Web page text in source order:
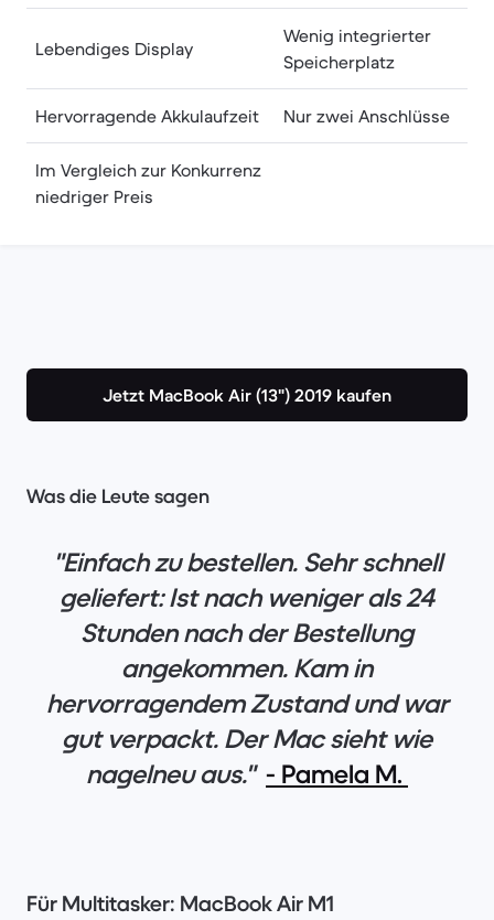
Lebendiges Display
Wenig integrierter
Speicherplatz
Hervorragende Akkulaufzeit Nur zwei Anschlüsse
Im Vergleich zur Konkurrenz
niedriger Preis
Jetzt MacBook Air (13") 2019 kaufen
Was die Leute sagen
"Einfach zu bestellen. Sehr schnell
geliefert: Ist nach weniger als 24
Stunden nach der Bestellung
angekommen. Kam in
hervorragendem Zustand und war
gut verpackt. Der Mac sieht wie
nagelneu aus." - Pamela M.
Für Multitasker: MacBook Air M1